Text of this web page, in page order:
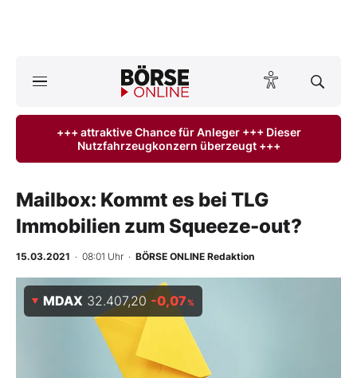
ktuelle Ausgabe BÖRSE ONLINE lesen
Anlageprodukte
Finanz-Check
BO-Musterdepots
+++ attraktive Chance für Anleger +++ Dieser
Nutzfahrzeugkonzern überzeugt +++
Mailbox: Kommt es bei TLG
Immobilien zum Squeeze-out?
15.03.2021 · 08:01 Uhr · BÖRSE ONLINE Redaktion
MDAX 32.407,20 -0,07 %